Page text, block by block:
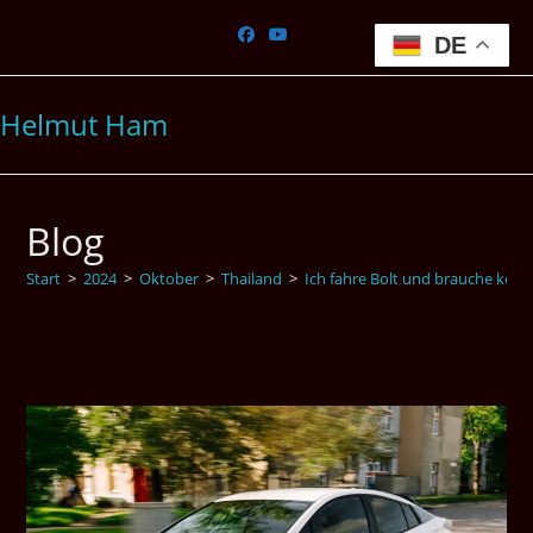
springen
Helmut Ham
Blog
Start > 2024 > Oktober > Thailand > Ich fahre Bolt und brauche kein
DE